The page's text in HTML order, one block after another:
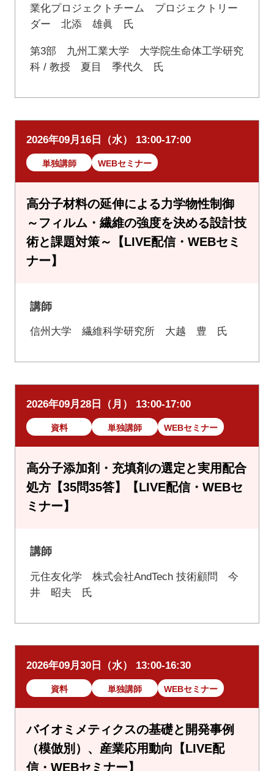
業化プロジェクトチーム プロジェクトリー
ダー 北添 雄眞 氏
第3部 九州工業大学 大学院生命体工学研究
科 / 教授 夏目 季代久 氏
2026年09月16日（水） 13:00-17:00
単独講師 WEBセミナー
高分子材料の延伸による力学物性制御
～フィルム・繊維の強度を決める設計技
術と課題対策～【LIVE配信・WEBセミ
ナー】
講師
信州大学 繊維科学研究所 大越 豊 氏
2026年09月28日（月） 13:00-17:00
資料 単独講師 WEBセミナー
高分子添加剤・充填剤の選定と実用配合
処方【35問35答】【LIVE配信・WEBセ
ミナー】
講師
元住友化学 株式会社AndTech 技術顧問 今
井 昭夫 氏
2026年09月30日（水） 13:00-16:30
資料 単独講師 WEBセミナー
バイオミメティクスの基礎と開発事例
（模倣別）、産業応用動向【LIVE配
信・WEBセミナー】